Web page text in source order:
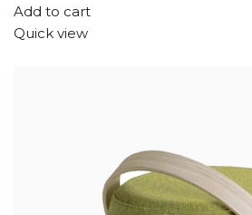
Add to cart
Quick view